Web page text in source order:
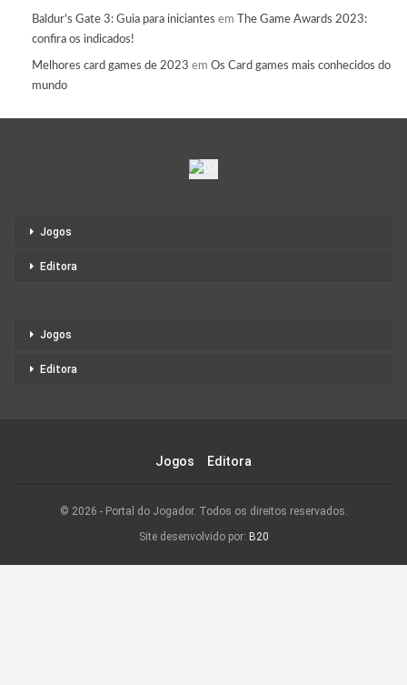
Baldur's Gate 3: Guia para iniciantes em
The Game Awards 2023:
confira os indicados!
Melhores card games de 2023 em Os Card games mais conhecidos do
mundo
Jogos
Editora
Jogos
Editora
Jogos Editora
© 2026 - Portal do Jogador. Todos os direitos reservados.
Site desenvolvido por: B20